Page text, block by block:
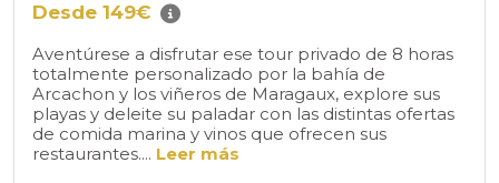
Desde 149€
Aventúrese a disfrutar ese tour privado de 8 horas
totalmente personalizado por la bahía de
Arcachon y los viñeros de Maragaux, explore sus
playas y deleite su paladar con las distintas ofertas
de comida marina y vinos que ofrecen sus
restaurantes.... Leer más